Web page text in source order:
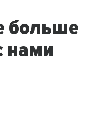
больше
нами